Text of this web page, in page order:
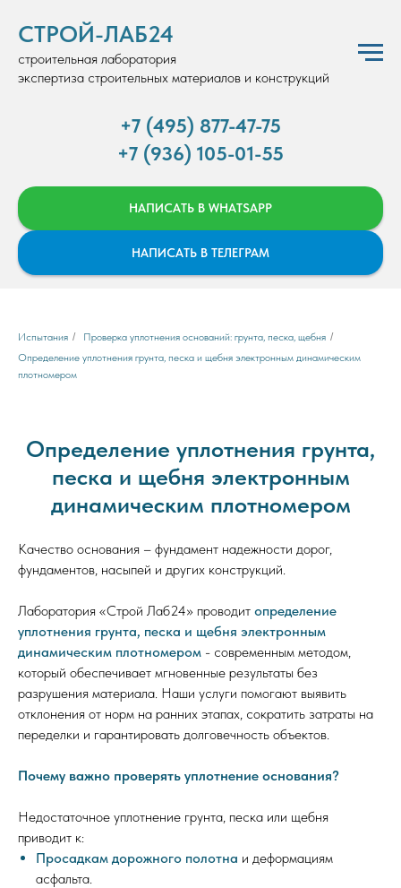
СТРОЙ-ЛАБ24
строительная лаборатория
экспертиза строительных материалов и конструкций
+7 (495) 877-47-75
+7 (936) 105-01-55
НАПИСАТЬ В WHATSAPP
НАПИСАТЬ В ТЕЛЕГРАМ
Испытания / Проверка уплотнения оснований: грунта, песка, щебня /
Определение уплотнения грунта, песка и щебня электронным динамическим
плотномером
Определение уплотнения грунта,
песка и щебня электронным
динамическим плотномером
Качество основания – фундамент надежности дорог,
фундаментов, насыпей и других конструкций.
Лаборатория «Строй Лаб24» проводит определение
уплотнения грунта, песка и щебня электронным
динамическим плотномером - современным методом,
который обеспечивает мгновенные результаты без
разрушения материала. Наши услуги помогают выявить
отклонения от норм на ранних этапах, сократить затраты на
переделки и гарантировать долговечность объектов.
Почему важно проверять уплотнение основания?
Недостаточное уплотнение грунта, песка или щебня
приводит к:
Просадкам дорожного полотна и деформациям
асфальта.